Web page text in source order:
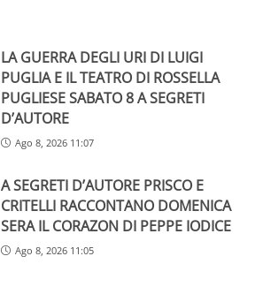
LA GUERRA DEGLI URI DI LUIGI
PUGLIA E IL TEATRO DI ROSSELLA
PUGLIESE SABATO 8 A SEGRETI
D’AUTORE
Ago 8, 2026 11:07
A SEGRETI D’AUTORE PRISCO E
CRITELLI RACCONTANO DOMENICA
SERA IL CORAZON DI PEPPE IODICE
Ago 8, 2026 11:05